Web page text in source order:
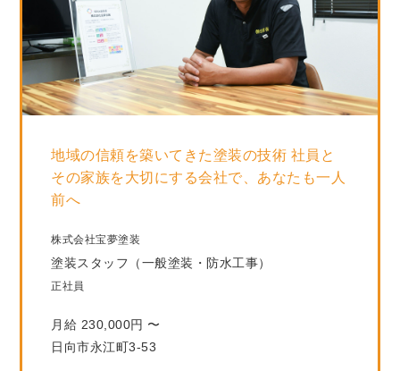
地域の信頼を築いてきた塗装の技術 社員と
その家族を大切にする会社で、あなたも一人
前へ
株式会社宝夢塗装
塗装スタッフ（一般塗装・防水工事）
正社員
月給 230,000円 〜
日向市永江町3-53